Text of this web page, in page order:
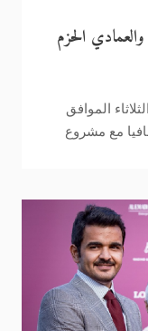
الحزم
الموافق
مؤتمرا صحافيا مع مشروع